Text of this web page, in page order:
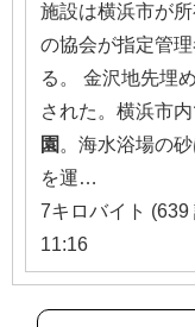
施設は横浜市が
の協会が指定管
る。 金沢地先埋
された。横浜市
園 。海水浴場の
を運…
7キロバイト (639
11:16